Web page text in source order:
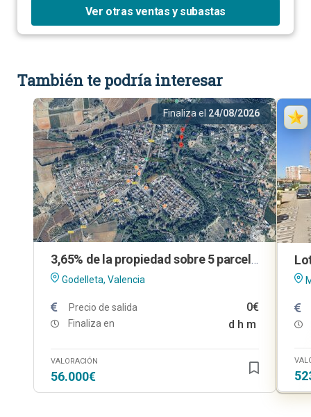
Ver otras ventas y subastas
También te podría interesar
Finaliza el 24/08/2026
Godelleta, Valencia
Precio de salida 0€
Finaliza en d h m
VALORACIÓN
56.000€